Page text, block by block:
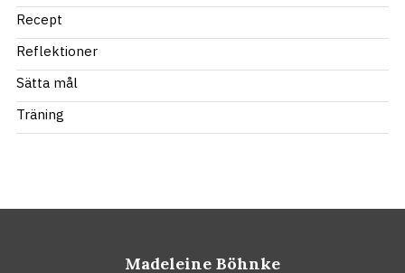
Recept
Reflektioner
Sätta mål
Träning
Madeleine Böhnke